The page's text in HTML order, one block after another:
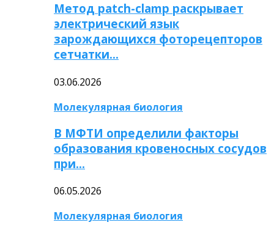
Метод patch-clamp раскрывает
электрический язык
зарождающихся фоторецепторов
сетчатки…
03.06.2026
Молекулярная биология
В МФТИ определили факторы
образования кровеносных сосудов
при…
06.05.2026
Молекулярная биология